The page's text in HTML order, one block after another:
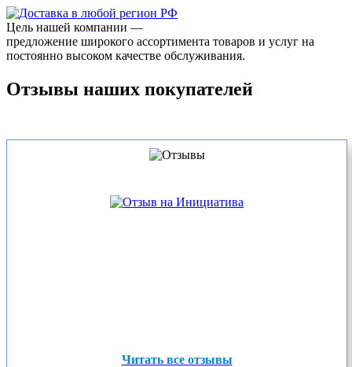
Цель нашей компании —
предложение широкого ассортимента товаров и услуг на
постоянно высоком качестве обслуживания.
Отзывы наших покупателей
Читать все отзывы